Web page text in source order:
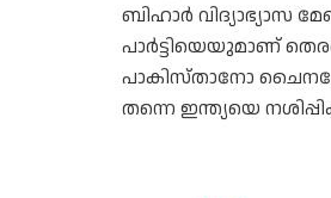
ബിഹാര്‍ വിദ്യാഭ്യാസ
പാര്‍ട്ടിയെയുമാണ്
പാകിസ്താനോ
തന്നെ ഇന്ത്യയെ